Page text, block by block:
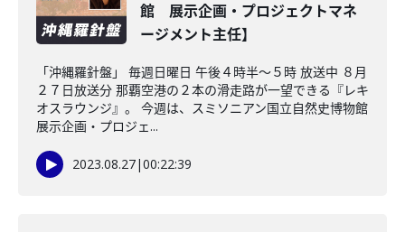
館 展示企画・プロジェクトマネ
ージメント主任】
「沖縄羅針盤」 毎週日曜日 午後４時半～５時 放送中 ８月
２７日放送分 那覇空港の２本の滑走路が一望できる『レキ
オスラウンジ』。 今週は、スミソニアン国立自然史博物館
展示企画・プロジェ...
2023.08.27|00:22:39